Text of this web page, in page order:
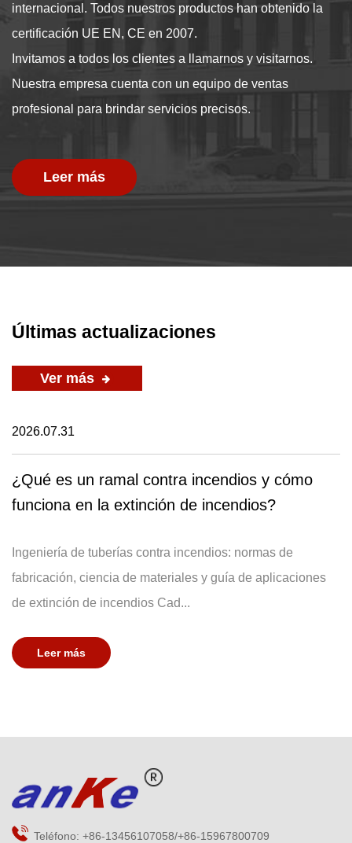
internacional. Todos nuestros productos han obtenido la
certificación UE EN, CE en 2007.
Invitamos a todos los clientes a llamarnos y visitarnos.
Nuestra empresa cuenta con un equipo de ventas
profesional para brindar servicios precisos.
Leer más
Últimas actualizaciones
Ver más
2026.07.31
¿Qué es un ramal contra incendios y cómo
funciona en la extinción de incendios?
Ingeniería de tuberías contra incendios: normas de
fabricación, ciencia de materiales y guía de aplicaciones
de extinción de incendios Cad...
Leer más
Teléfono: +86-13456107058/+86-15967800709